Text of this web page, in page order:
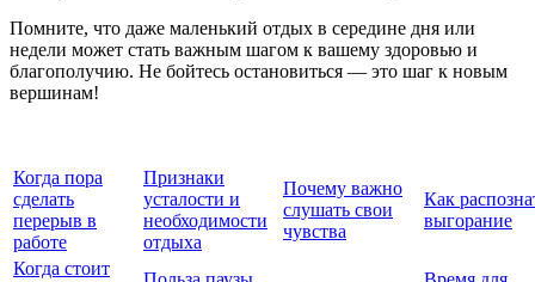
Помните, что даже маленький отдых в середине дня или
недели может стать важным шагом к вашему здоровью и
благополучию. Не бойтесь остановиться — это шаг к новым
вершинам!
Когда пора
сделать
перерыв в
работе
Признаки
усталости и
необходимости
отдыха
Почему важно
слушать свои
чувства
Как
выгорание
Когда стоит